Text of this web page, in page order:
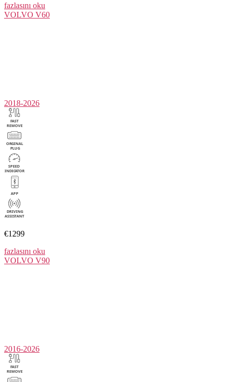
fazlasını oku
VOLVO V60
2018-2026
€1299
fazlasını oku
VOLVO V90
2016-2026